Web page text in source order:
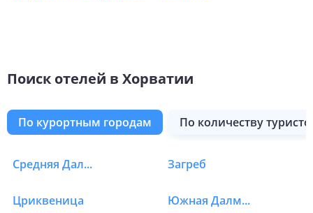
Поиск отелей в Хорватии
по курортным городам по количеству
Отели в Хорватии в
Средняя Далмация Загреб
Цриквеница Южная Далмация